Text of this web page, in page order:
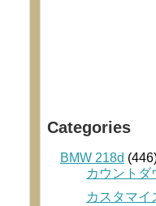
Categories
BMW 218d
カウントダ
カスタマイ